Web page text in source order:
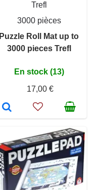
Trefl
3000 pièces
Puzzle Roll Mat up to
3000 pieces Trefl
En stock (13)
17,00 €